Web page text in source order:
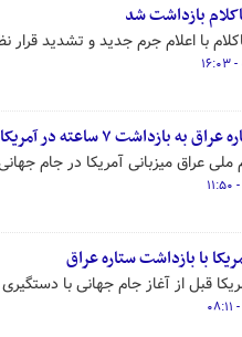
بازداشت شد
با اعلام جرم جدید و تشدید
به بازداشت ۷ ساعته در آمریکا
عراق میزبانی آمریکا در جام
با بازداشت ستاره عراق
قبل از آغاز جام جهانی با